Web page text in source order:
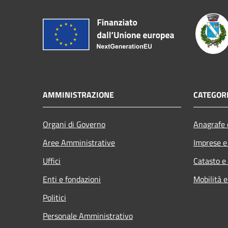
AMMINISTRAZIONE
Organi di Governo
Aree Amministrative
Uffici
Enti e fondazioni
Politici
Personale Amministrativo
Imprese
Catasto
Mobilità